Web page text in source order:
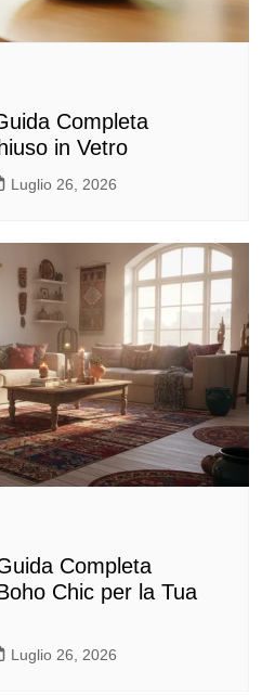
Completa
in Vetro
Luglio 26, 2026
Completa
Chic per la Tua
Luglio 26, 2026